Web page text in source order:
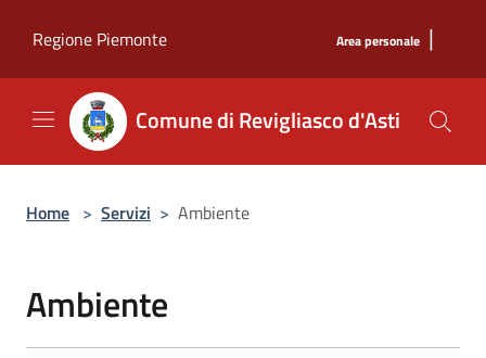
Regione Piemonte
Area personale |
Comune di Revigliasco d'Asti
Home > Servizi > Ambiente
Ambiente